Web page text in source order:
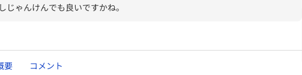
じゃんけんでも良いですかね。
要 コメント